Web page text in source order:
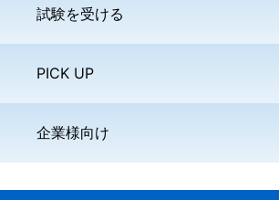
試験を受ける
PICK UP
企業様向け